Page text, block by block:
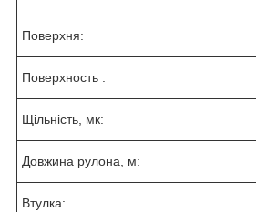
Поверхня:
Поверхность :
Щільність, мк:
Довжина рулона, м:
Втулка: